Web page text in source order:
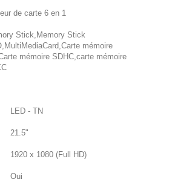
de carte 6 en 1
Stick,Memory Stick
mémoire
mémoire SDHC,carte mémoire
LED - TN
21.5"
1920 x 1080 (Full HD)
Oui